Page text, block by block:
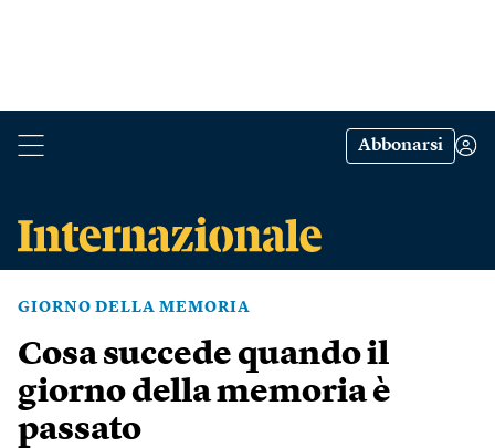
Abbonarsi
GIORNO DELLA MEMORIA
Cosa succede quando il
giorno della memoria è
passato